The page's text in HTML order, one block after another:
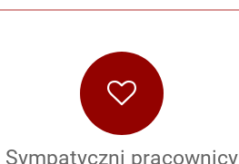
Sympatyczni pracownicy